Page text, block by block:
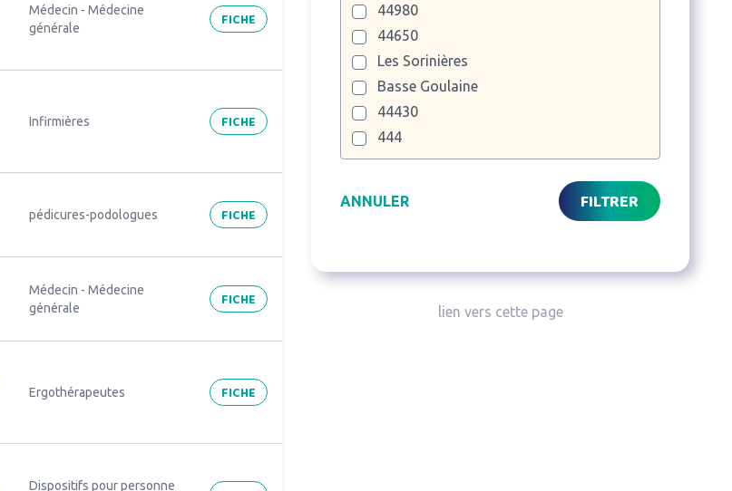
Médecin - Médecine
générale
FICHE
Infirmières FICHE
pédicures-podologues FICHE
Médecin - Médecine
générale
FICHE
Ergothérapeutes FICHE
Dispositifs pour personne
44980
44650
Les Sorinières
Basse Goulaine
44430
444
ANNULER FILTRER
lien vers cette page